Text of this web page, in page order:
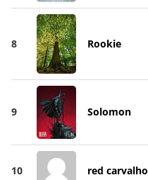
8 Rookie
9 Solomon
10 red carvalho